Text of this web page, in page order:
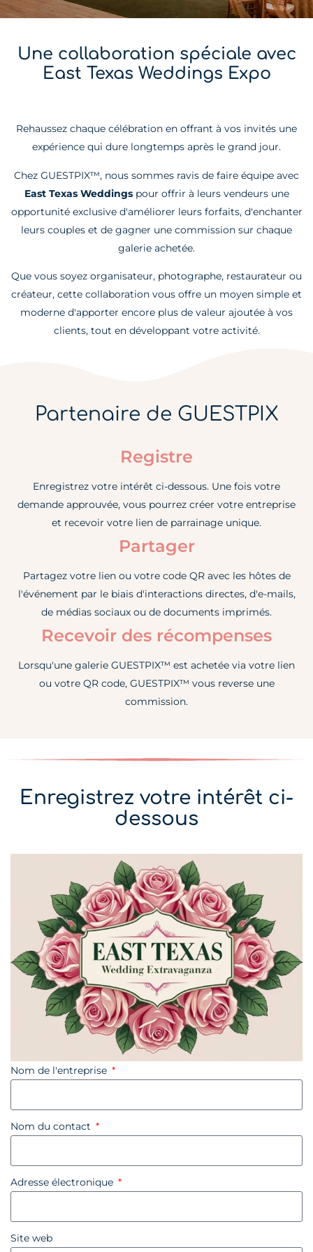
Une collaboration spéciale avec
East Texas Weddings Expo
Rehaussez chaque célébration en offrant à vos invités une
expérience qui dure longtemps après le grand jour.
Chez GUESTPIX™, nous sommes ravis de faire équipe avec
East Texas Weddingspour offrir à leurs vendeurs une
opportunité exclusive d'améliorer leurs forfaits, d'enchanter
leurs couples et de gagner une commission sur chaque
galerie achetée.
Que vous soyez organisateur, photographe, restaurateur ou
créateur, cette collaboration vous offre un moyen simple et
moderne d'apporter encore plus de valeur ajoutée à vos
clients, tout en développant votre activité.
Partenaire de GUESTPIX
Registre
Enregistrez votre intérêt ci-dessous. Une fois votre
demande approuvée, vous pourrez créer votre entreprise
et recevoir votre lien de parrainage unique.
Partager
Partagez votre lien ou votre code QR avec les hôtes de
l'événement par le biais d'interactions directes, d'e-mails,
de médias sociaux ou de documents imprimés.
Recevoir des récompenses
Lorsqu'une galerie GUESTPIX™ est achetée via votre lien
ou votre QR code, GUESTPIX™ vous reverse une
commission.
Enregistrez votre intérêt ci-
dessous
Nom de l'entreprise
Nom du contact
Adresse électronique
Site web